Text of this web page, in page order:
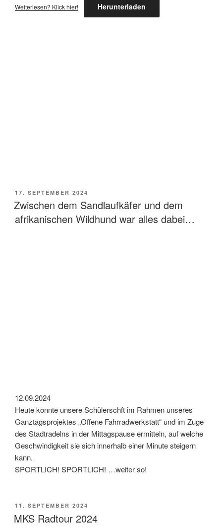
Weiterlesen? Klick hier! Herunterladen
VERÖFFENTLICHT
AM
17. SEPTEMBER 2024
Zwischen dem Sandlaufkäfer und dem
afrikanischen Wildhund war alles dabei…
12.09.2024
Heute konnte unsere Schülerschft im Rahmen unseres
Ganztagsprojektes „Offene Fahrradwerkstatt“ und im Zuge
des Stadtradelns in der Mittagspause ermitteln, auf welche
Geschwindigkeit sie sich innerhalb einer Minute steigern
kann.
SPORTLICH! SPORTLICH! …weiter so!
VERÖFFENTLICHT
AM
11. SEPTEMBER 2024
MKS Radtour 2024